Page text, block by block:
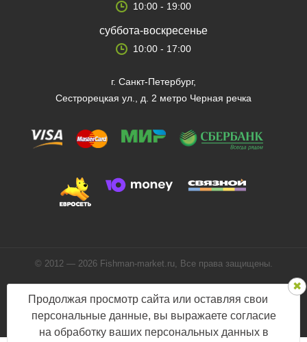
10:00 - 19:00
суббота-воскресенье
10:00 - 17:00
г. Санкт-Петербург,
Сестрорецкая ул., д. 2 метро Черная речка
© 2012 — 2026 Fishman-market.ru, Все права защищены.
Мы в соцсетях:
Продолжая просмотр сайта или оставляя свои
персональные данные, вы выражаете согласие
на обработку ваших персональных данных в